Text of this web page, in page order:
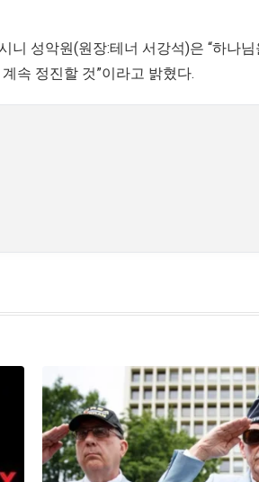
성악원(원장:테너 서강석)은 “하나
속 정진할 것”이라고 밝혔다.